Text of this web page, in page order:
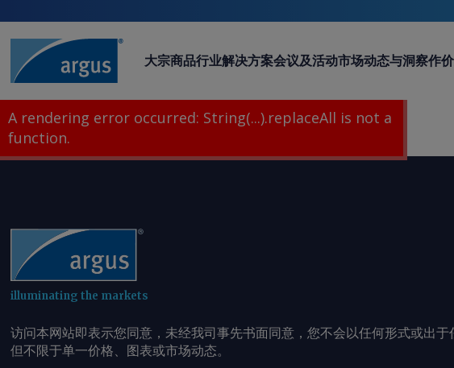
大宗商品行业解决方案会议及活动市场动态与洞察作
A rendering error occurred: String(...).replaceAll is not a
function.
illuminating the markets
访问本网站即表示您同意，未经我司事先书面同意，您不会以任何形式或出
但不限于单一价格、图表或市场动态。